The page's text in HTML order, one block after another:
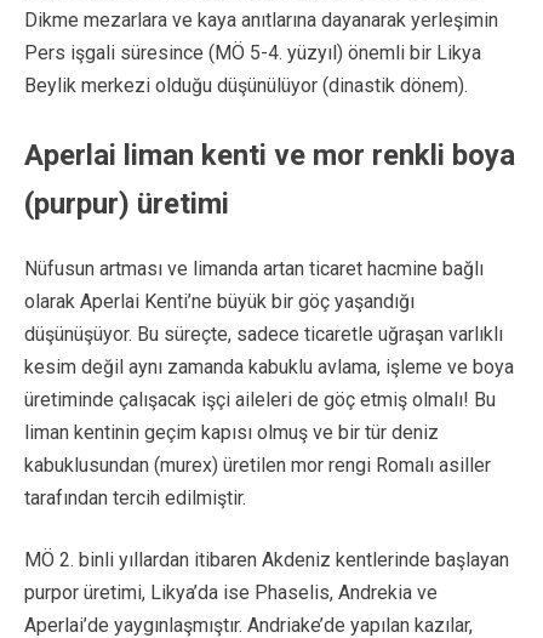
Dikme mezarlara ve kaya anıtlarına dayanarak yerleşimin
Pers işgali süresince (MÖ 5-4. yüzyıl) önemli bir Likya
Beylik merkezi olduğu düşünülüyor (dinastik dönem).
Aperlai liman kenti ve mor renkli boya
(purpur) üretimi
Nüfusun artması ve limanda artan ticaret hacmine bağlı
olarak Aperlai Kenti’ne büyük bir göç yaşandığı
düşünüşüyor. Bu süreçte, sadece ticaretle uğraşan varlıklı
kesim değil aynı zamanda kabuklu avlama, işleme ve boya
üretiminde çalışacak işçi aileleri de göç etmiş olmalı! Bu
liman kentinin geçim kapısı olmuş ve bir tür deniz
kabuklusundan (murex) üretilen mor rengi Romalı asiller
tarafından tercih edilmiştir.
MÖ 2. binli yıllardan itibaren Akdeniz kentlerinde başlayan
purpor üretimi, Likya’da ise Phaselis, Andrekia ve
Aperlai’de yaygınlaşmıştır. Andriake’de yapılan kazılar,